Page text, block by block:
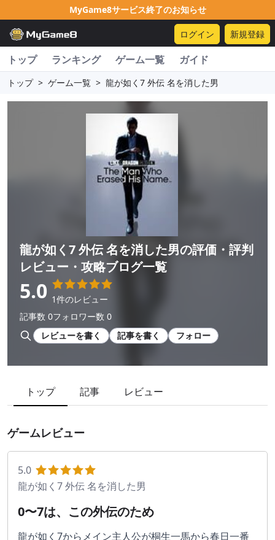
MyGame8サービス終了のお知らせ
ログイン 新規登録
トップ ランキング ゲーム一覧 ガイド
トップ > ゲーム一覧 > 龍が如く7 外伝 名を消した男
龍が如く7 外伝 名を消した男の評価・評判
レビュー・攻略ブログ一覧
5.0 1件のレビュー
記事数 0フォロワー数 0
レビューを書く
記事を書く フォロー
トップ 記事 レビュー
ゲームレビュー
5.0
龍が如く7 外伝 名を消した男
0〜7は、この外伝のため
龍が如く7からメイン主人公が桐生一馬から春日一番